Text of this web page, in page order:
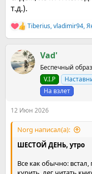
т.д.).
Р
е
ц
и
Tiberius,vladimir94,
Vad'
Беспечный
V.I.P
На взлет
12 Июн 2026
Norg написал(а):
ШЕСТОЙ ДЕНЬ, утро
Все как обычно: